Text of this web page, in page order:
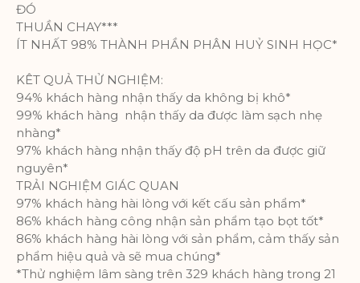
ĐÓ
THUẦN CHAY***
ÍT NHẤT 98% THÀNH PHẦN PHÂN HUỶ SINH HỌC*
KÊT QUẢ THỬ NGHIỆM:
94% khách hàng nhận thấy da không bị khô*
99% khách hàng nhận thấy da được làm sạch nhẹ
nhàng*
97% khách hàng nhận thấy độ pH trên da được giữ
nguyên*
TRẢI NGHIỆM GIÁC QUAN
97% khách hàng hài lòng với kết cấu sản phẩm*
86% khách hàng công nhận sản phẩm tạo bọt tốt*
86% khách hàng hài lòng với sản phẩm, cảm thấy sản
phẩm hiệu quả và sẽ mua chúng*
*Thử nghiệm lâm sàng trên 329 khách hàng trong 21
Một bộ cookie để thu thập thông tin
và báo cáo về số liệu thống kê sử
dụng trang web mà không nhận dạng
Google.
Thông số sản phẩm